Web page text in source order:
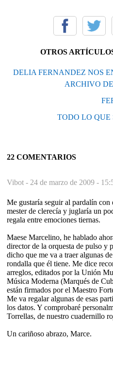
OTROS
DELIA FERNANDEZ NOS
ARCHIVO
TODO LO QUE
22 COMENTARIOS
Vibot - 24 de marzo de 2009 -
Me gustaría seguir al pardalín con
mester de clerecía y juglaría un
regala entre emociones tiernas.
Maese Marcelino, he hablado
director de la orquesta de pulso y
dicho que me va a traer algunas
rondalla que él tiene. Me dice
arreglos, editados por la Unión
Música Moderna (Marqués de
están firmados por el Maestro
Me va regalar algunas de esas
los datos. Y comprobaré
Torrellas, de nuestro cuadernillo
Un cariñoso abrazo, Marce.